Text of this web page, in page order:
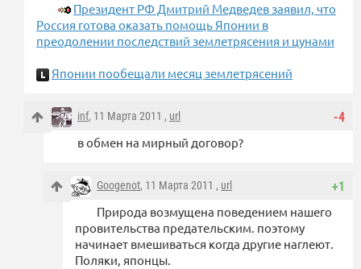
Президент РФ Дмитрий Медведев заявил, что
Россия готова оказать помощь Японии в
преодолении последствий землетрясения и цунами
Японии пообещали месяц землетрясений
-4
inf, 11 Марта 2011 , url
в обмен на мирный договор?
+1
Googenot, 11 Марта 2011 , url
Природа возмущена поведением нашего
провительства предательским. поэтому
начинает вмешиваться когда другие наглеют.
Поляки, японцы.